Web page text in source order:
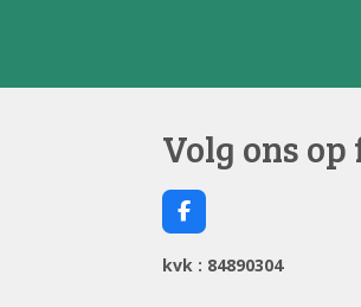
Volg ons
F
a
c
e
kvk : 84890304